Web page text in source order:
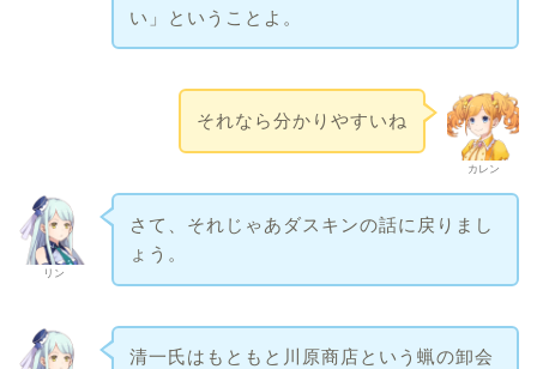
い」ということよ。
カレン
それなら分かりやすいね
リン
さて、それじゃあダスキンの話に戻りまし
ょう。
清一氏はもともと川原商店という蝋の卸会